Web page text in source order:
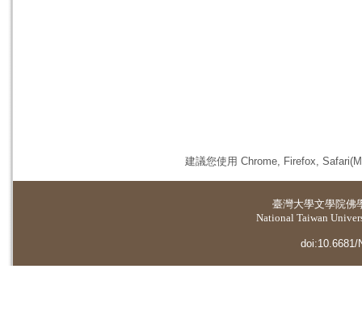
建議您使用 Chrome, Firefox,
臺灣大學文學院佛
National Taiwan
doi:10.6681/